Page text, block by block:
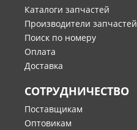
Каталоги запчастей
Производители запчастей
Поиск по номеру
Оплата
Доставка
СОТРУДНИЧЕСТВО
Поставщикам
Оптовикам